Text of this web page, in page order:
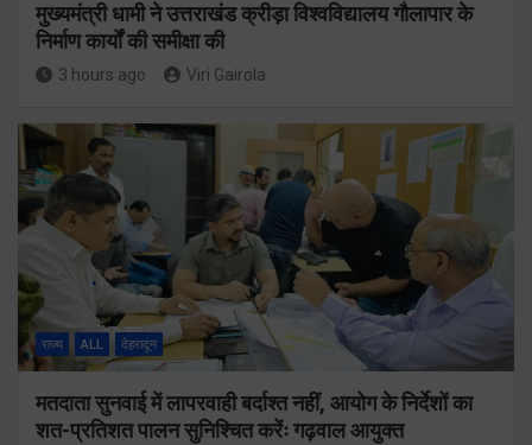
मुख्यमंत्री धामी ने उत्तराखंड क्रीड़ा विश्वविद्यालय गौलापार के
निर्माण कार्यों की समीक्षा की
3 hours ago Viri Gairola
राज्य ALL देहरादून
मतदाता सुनवाई में लापरवाही बर्दाश्त नहीं, आयोग के निर्देशों का
शत-प्रतिशत पालन सुनिश्चित करेंः गढ़वाल आयुक्त